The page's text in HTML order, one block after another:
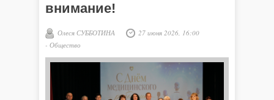
внимание!
Олеся СУББОТИНА
27 июня 2026, 16:00
- Общество